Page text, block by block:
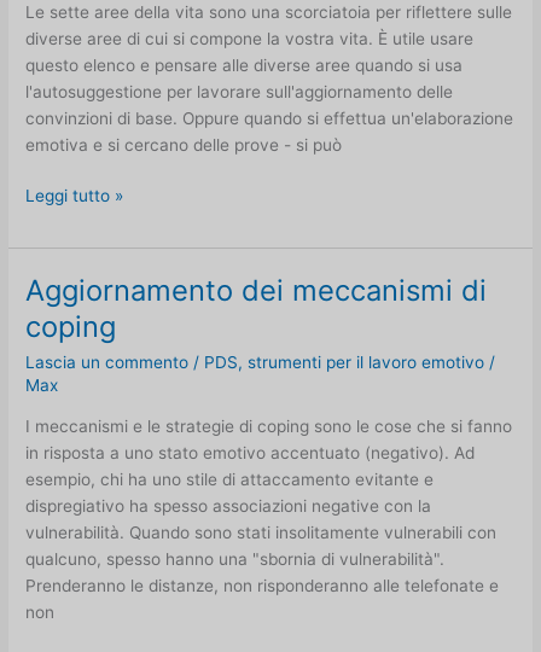
Le sette aree della vita sono una scorciatoia per riflettere sulle
diverse aree di cui si compone la vostra vita. È utile usare
questo elenco e pensare alle diverse aree quando si usa
l'autosuggestione per lavorare sull'aggiornamento delle
convinzioni di base. Oppure quando si effettua un'elaborazione
emotiva e si cercano delle prove - si può
7
della
Leggi tutto »
Aggiornamento dei meccanismi di
coping
Lascia un commento / PDS, strumenti per il lavoro emotivo /
Max
I meccanismi e le strategie di coping sono le cose che si fanno
in risposta a uno stato emotivo accentuato (negativo). Ad
esempio, chi ha uno stile di attaccamento evitante e
dispregiativo ha spesso associazioni negative con la
vulnerabilità. Quando sono stati insolitamente vulnerabili con
qualcuno, spesso hanno una "sbornia di vulnerabilità".
Prenderanno le distanze, non risponderanno alle telefonate e
non